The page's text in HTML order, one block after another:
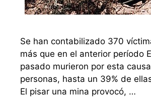
Se han contabilizado 370
más que en el anterior período
pasado murieron por esta
personas, hasta un 39% de
El pisar una mina provocó, …